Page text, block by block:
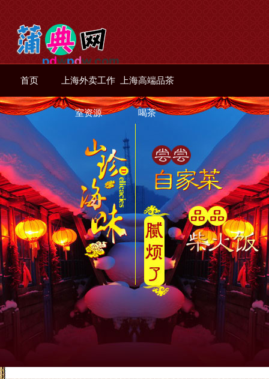
首页 上海外卖工作
室资源
上海高端品茶
喝茶